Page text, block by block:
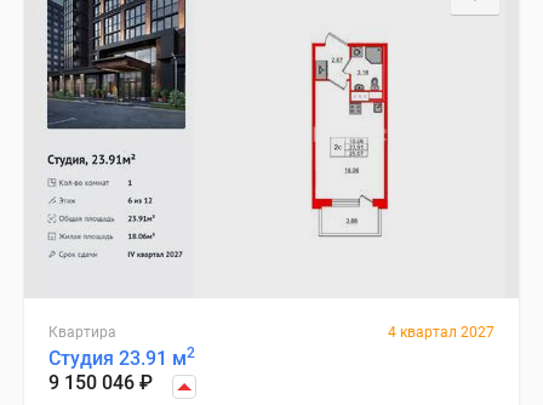
Квартира 4 квартал 2027
Студия 23.91 м2
9 150 046 ₽